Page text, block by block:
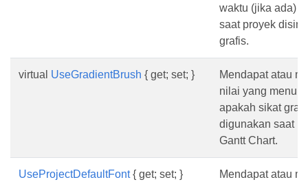
waktu (jika ada)
saat proyek
grafis.
virtual UseGradientBrush { get; set; }
Mendapat atau
nilai yang
apakah sikat
digunakan saat
Gantt Chart.
UseProjectDefaultFont{ get; set; }
Mendapat atau